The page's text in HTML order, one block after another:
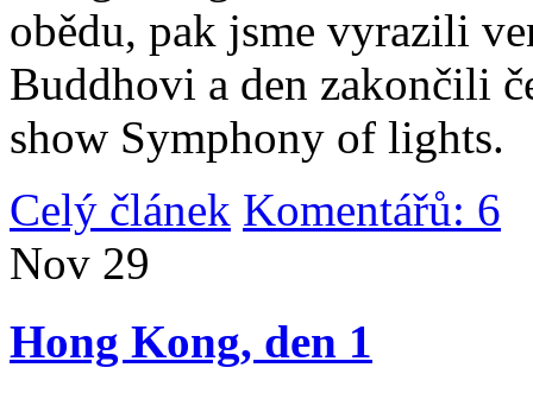
obědu, pak jsme vyrazili
Buddhovi a den zakončili
show Symphony of lights.
Celý článek Komentářů: 6
Nov 29
Hong Kong, den 1